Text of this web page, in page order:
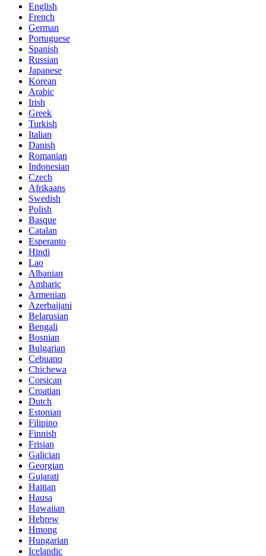
English
French
German
Portuguese
Spanish
Russian
Japanese
Korean
Arabic
Irish
Greek
Turkish
Italian
Danish
Romanian
Indonesian
Czech
Afrikaans
Swedish
Polish
Basque
Catalan
Esperanto
Hindi
Lao
Albanian
Amharic
Armenian
Azerbaijani
Belarusian
Bengali
Bosnian
Bulgarian
Cebuano
Chichewa
Corsican
Croatian
Dutch
Estonian
Filipino
Finnish
Frisian
Galician
Georgian
Gujarati
Haitian
Hausa
Hawaiian
Hebrew
Hmong
Hungarian
Icelandic